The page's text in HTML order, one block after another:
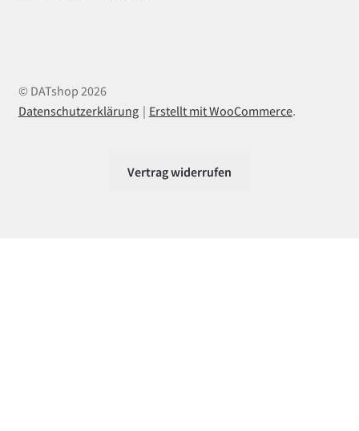
© DATshop 2026
Datenschutzerklärung
Erstellt mit WooCommerce.
Vertrag widerrufen